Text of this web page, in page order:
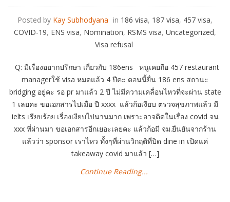
Posted by Kay Subhodyana in 186 visa, 187 visa, 457 visa,
COVID-19, ENS visa, Nomination, RSMS visa, Uncategorized,
Visa refusal
Q: มีเรื่องอยากปรึกษา เกี่ยวกับ 186ens หนูเคยถือ 457 restaurant
managerใช้ visa หมดแล้ว 4 ปีคะ ตอนนี้ยื่น 186 ens สถานะ
bridging อยู่คะ รอ pr มาแล้ว 2 ปี ไม่มีความเคลื่อนไหวที่จะผ่าน state
1 เลยคะ ขอเอกสารไปเมื่อ ปี xxxx แล้วก้อเงียบ ตรวจสุขภาพแล้ว มี
ielts เรียบร้อย เรื่องเงียบไปนานมาก เพราะอาจติดในเรื่อง covid จน
xxx ที่ผ่านมา ขอเอกสารอีกเยอะเลยคะ แล้วก้อมี จม.ยืนยันจากร้าน
แล้วว่า sponsor เราไหว ทั้งๆที่ผ่านวิกฤติที่ปิด dine in เปิดแค่
takeaway covid มาแล้ว […]
Continue Reading...